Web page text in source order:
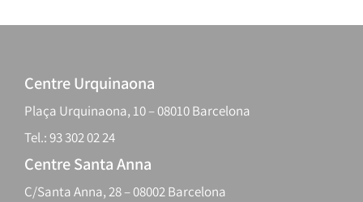
Centre Urquinaona
Plaça Urquinaona, 10 – 08010 Barcelona
Tel.: 93 302 02 24
Centre Santa Anna
C/Santa Anna, 28 – 08002 Barcelona